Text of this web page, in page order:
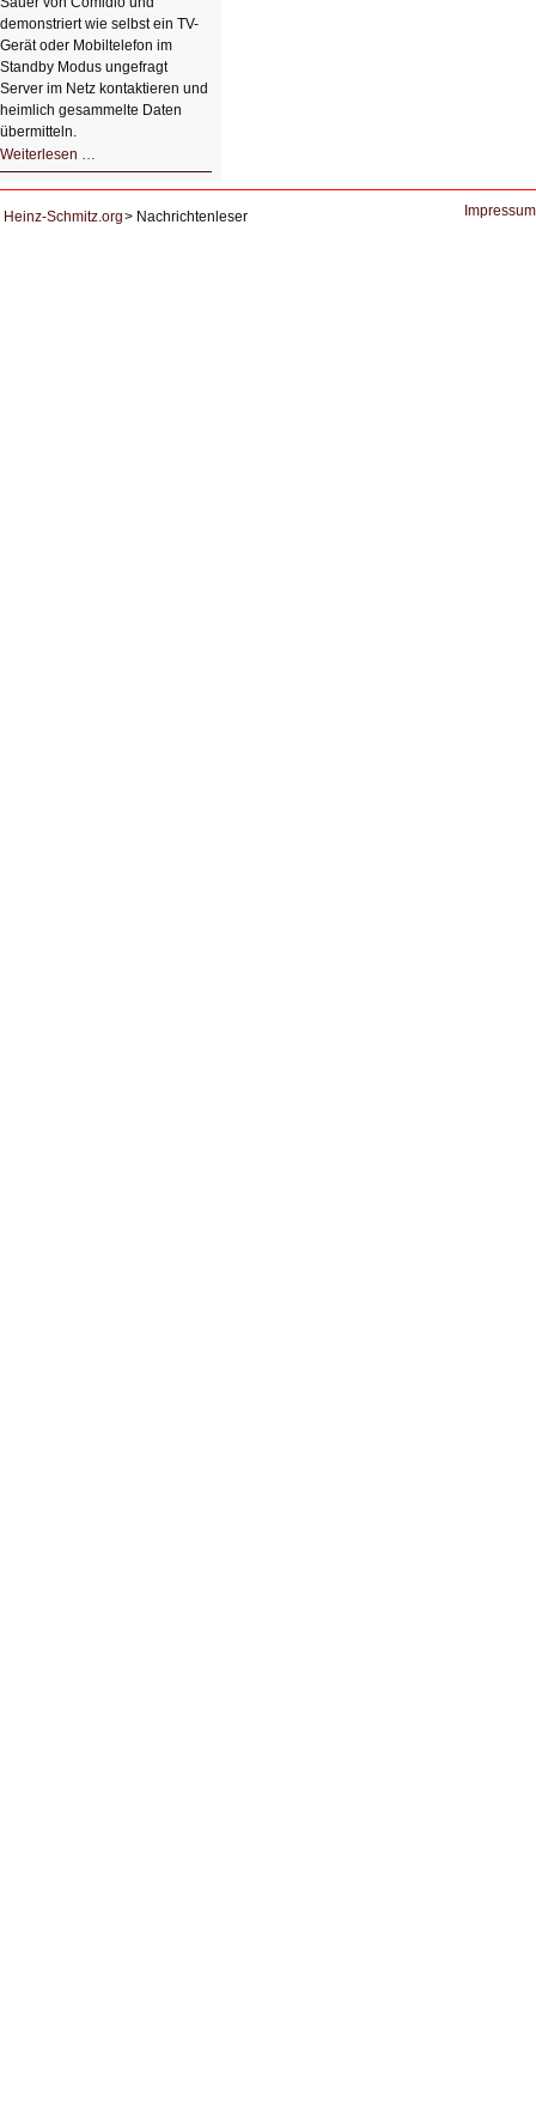
demonstriert wie selbst ein TV-
Gerät oder Mobiltelefon im
Standby Modus ungefragt
Server im Netz kontaktieren und
heimlich gesammelte Daten
übermitteln.
Weiterlesen …
DNS
Heinz-Schmitz.org
Nachrichtenleser Impressum